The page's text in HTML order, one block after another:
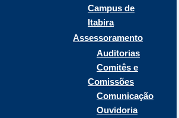
Campus de
Itabira
Assessoramento
Auditorias
Comitês e
Comissões
Comunicação
Ouvidoria